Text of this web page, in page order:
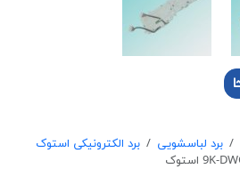
برد لباسشویی
برد الکترونیکی استوک